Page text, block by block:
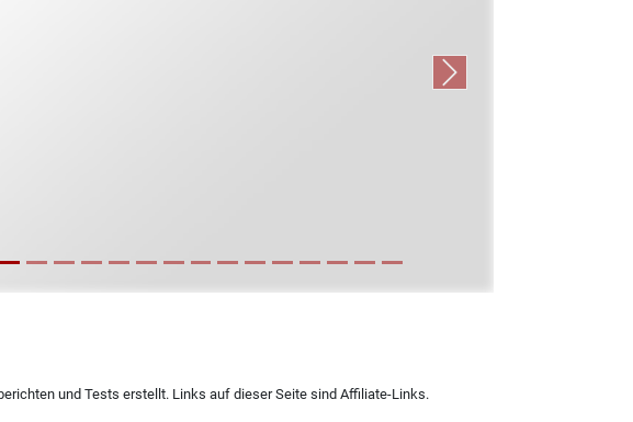
Next
und Tests erstellt. Links auf dieser Seite sind Affiliate-Links.